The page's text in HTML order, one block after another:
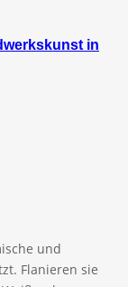
in
und
Flanieren sie